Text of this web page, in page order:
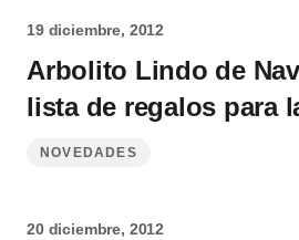
19 diciembre, 2012
Arbolito Lindo de
lista de regalos para
NOVEDADES
20 diciembre, 2012